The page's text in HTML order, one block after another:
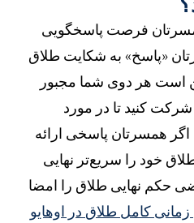
فرصت پاسخگویی
به شکایت طلاق
هر دوی شما مجبور
کنید تا در مورد
پاسخی ارائه
خود را سریع‌تر نهایی
نهایی طلاق را امضا
کامل طلاق در اوهایو